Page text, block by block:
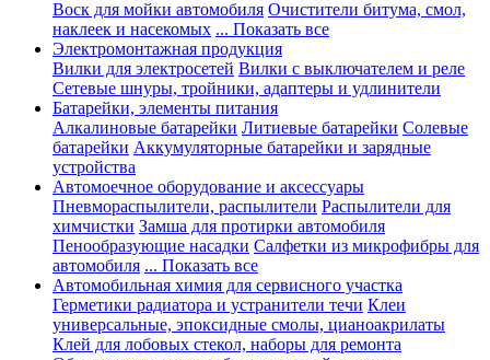
Воск для мойки автомобиля Очистители битума, смол,
наклеек и насекомых ... Показать все
Электромонтажная продукция
Вилки для электросетей Вилки с выключателем и реле
Сетевые шнуры, тройники, адаптеры и удлинители
Батарейки, элементы питания
Алкалиновые батарейки Литиевые батарейки Солевые
батарейки Аккумуляторные батарейки и зарядные
устройства
Автомоечное оборудование и аксессуары
Пневмораспылители, распылители Распылители для
химчистки Замша для протирки автомобиля
Пенообразующие насадки Салфетки из микрофибры для
автомобиля ... Показать все
Автомобильная химия для сервисного участка
Герметики радиатора и устранители течи Клеи
универсальные, эпоксидные смолы, цианоакрилаты
Клей для лобовых стекол, наборы для ремонта